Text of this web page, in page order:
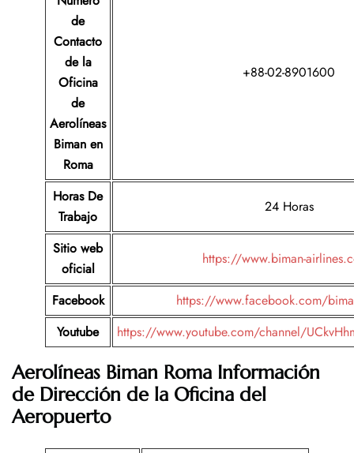
de
Contacto
de la
Oficina
de
Aerolíneas
Biman en
Roma
+88-02-8901600
Horas De
Trabajo
24 Horas
Sitio web
oficial
https://www.biman-
Facebook
https://www.facebook.com/
Youtube
https://www.youtube.com/channel/
Aerolíneas Biman Roma Información
de Dirección de la Oficina del
Aeropuerto